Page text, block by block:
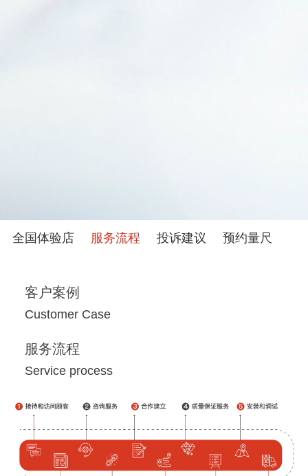
全国体验店 服务流程 投诉建议 预约量尺
客户案例
Customer Case
服务流程
Service process